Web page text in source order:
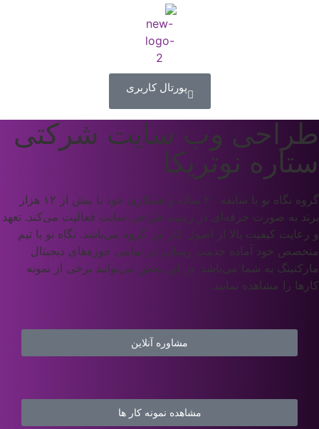
پورتال کاربری
طراحی وب سایت شرکتی
ستاره نوتریکا
گروه نگاه نو با سابقه‌ ۲۰ ساله‌ و همکاری خود با بیش از ۱۲ هزار
برند به صورت حرفه‌ای در زمینه طراحی سایت فعالیت می‌کند. تعهد
و رعایت کیفیت بالا از اصول کار این گروه می‌باشد. نگاه نو با تیم
متخصص خود آماده خدمت رسانی در تمامی حوزه‌های دیجیتال
مارکتینگ به شما می‌باشد. در این بخش می‌توانید برخی از نمونه
کارها را مشاهده نمایید.
مشاوره آنلاین
مشاهده نمونه کار ها